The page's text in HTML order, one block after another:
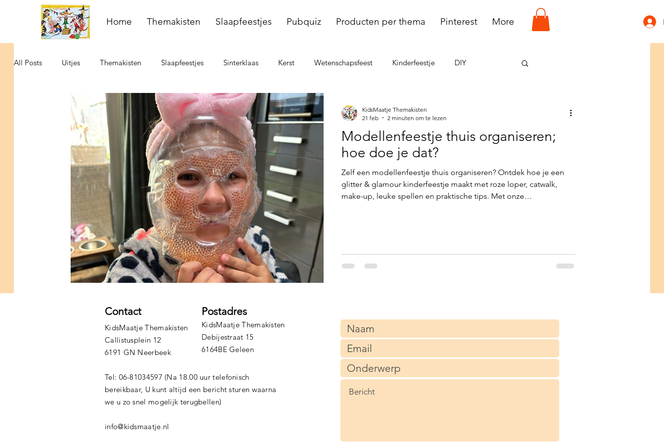
Home Themakisten Slaapfeestjes Pubquiz Producten per thema Pinterest More
All Posts Uitjes Themakisten Slaapfeestjes Sinterklaas Kerst Wetenschapsfeest Kinderfeestje DIY
Activiteiten met kinderen Escape Challenge modellenfeest Voetbal
Modellenfeestje thuis organiseren;
hoe doe je dat?
Zelf een modellenfeestje thuis organiseren? Ontdek hoe je een
glitter & glamour kinderfeestje maakt met roze loper, catwalk,
make-up, leuke spellen en praktische tips. Met onze
KidsMaatje Themakisten
21 feb
2 minuten om te lezen
Contact
KidsMaatje Themakisten
Callistusplein 12
6191 GN Neerbeek
Tel: 06-81034597 (Na 18.00 uur telefonisch
bereikbaar, U kunt altijd een bericht sturen waarna
we u zo snel mogelijk terugbellen)
info@kidsmaatje.nl
Postadres
KidsMaatje Themakisten
Debijestraat 15
6164BE Geleen